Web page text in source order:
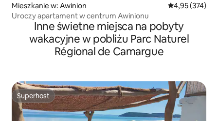
Mieszkanie w: Awinion Średnia
4,95 (374)
Uroczy apartament w centrum Awinionu
Inne świetne miejsca na pobyty
wakacyjne w pobliżu Parc Naturel
Régional de Camargue
Superhost
Superhost